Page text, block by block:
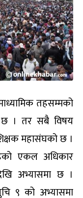
तहसम्मको
छ । तर सबै विषय
महासंघको छ ।
एकल अधिकार
अभ्यासमा छ ।
९ को अभ्यासमा